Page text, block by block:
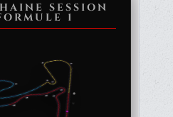
SESSION
1